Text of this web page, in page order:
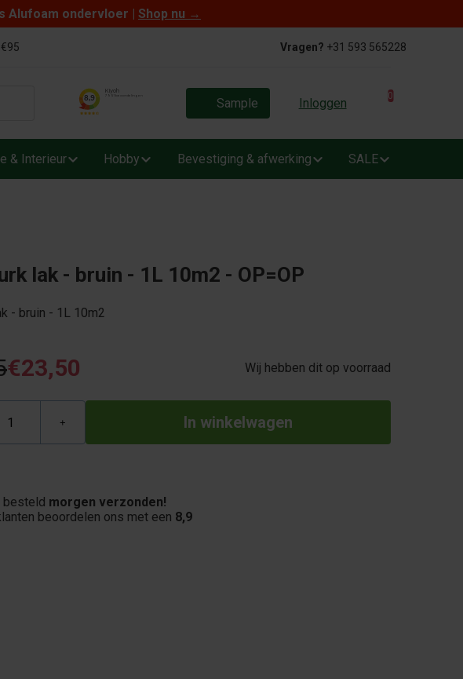
Alufoam ondervloer | Shop nu →
Vragen? +31 593 565228
Sample Inloggen 0
& Interieur Hobby Bevestiging & afwerking SALE
lak - bruin - 1L 10m2 - OP=OP
- bruin - 1L 10m2
€23,50 Wij hebben dit op voorraad
+
besteld morgen verzonden!
beoordelen ons met een 8,9